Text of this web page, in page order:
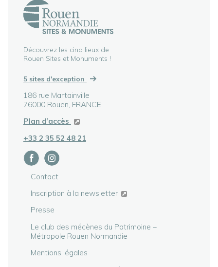
Découvrez les cinq lieux de
Rouen Sites et Monuments !
5 sites d'exception
186 rue Martainville
76000 Rouen, FRANCE
Plan d’accès
+33 2 35 52 48 21
Contact
Inscription à la newsletter
Presse
Le club des mécènes du Patrimoine –
Métropole Rouen Normandie
Mentions légales